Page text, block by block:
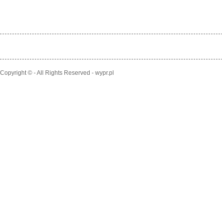
Copyright © - All Rights Reserved - wypr.pl